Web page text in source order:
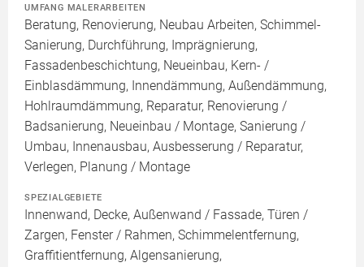
UMFANG MALERARBEITEN
Beratung, Renovierung, Neubau Arbeiten, Schimmel-
Sanierung, Durchführung, Imprägnierung,
Fassadenbeschichtung, Neueinbau, Kern- /
Einblasdämmung, Innendämmung, Außendämmung,
Hohlraumdämmung, Reparatur, Renovierung /
Badsanierung, Neueinbau / Montage, Sanierung /
Umbau, Innenausbau, Ausbesserung / Reparatur,
Verlegen, Planung / Montage
SPEZIALGEBIETE
Innenwand, Decke, Außenwand / Fassade, Türen /
Zargen, Fenster / Rahmen, Schimmelentfernung,
Graffitientfernung, Algensanierung,